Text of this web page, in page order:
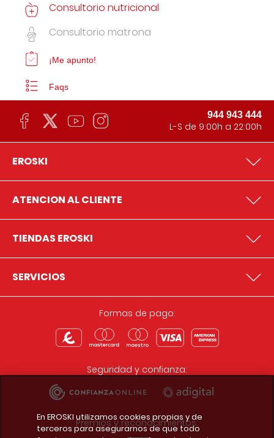
Consultorio nutricional
Consultorio matrona
¡Me apunto!
Faqs
944 943 444
L-S de 9:00h a 22:00h
EROSKI
ATENCION AL CLIENTE
TIENDAS EROSKI
SERVICIOS
Formas de pago:
Seguridad y confianza:
Premios y reconocimientos:
En EROSKI utilizamos cookies propias y de
terceros para asegurarnos de que todo